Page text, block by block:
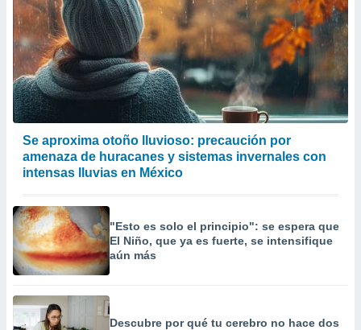
Se aproxima otoño lluvioso: precaución por
amenaza de huracanes y sistemas invernales con
intensas lluvias en México
"Esto es solo el principio": se espera que
El Niño, que ya es fuerte, se intensifique
aún más
Descubre por qué tu cerebro no hace dos